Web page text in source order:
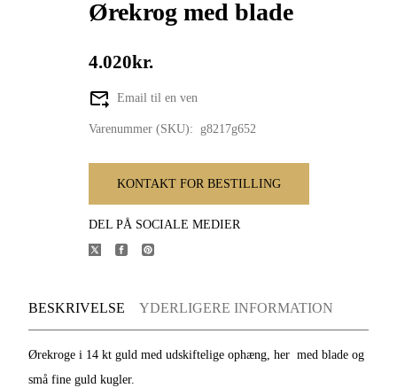
Ørekrog med blade
4.020kr.
Email til en ven
Varenummer (SKU): g8217g652
KONTAKT FOR BESTILLING
DEL PÅ SOCIALE MEDIER
BESKRIVELSE YDERLIGERE INFORMATION
Ørekroge i 14 kt guld med udskiftelige ophæng, her med blade og
små fine guld kugler.